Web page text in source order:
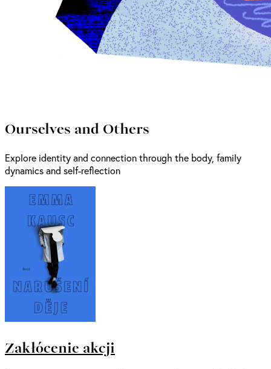
Ourselves and Others
Explore identity and connection through the body, family
dynamics and self-reflection
Zakłócenie akcji